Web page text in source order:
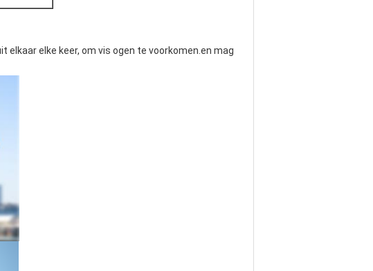
elkaar elke keer, om vis ogen te voorkomen.en mag